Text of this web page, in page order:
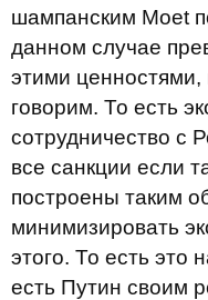
шампанским Moet
данном случае
этими ценностями,
говорим. То есть
сотрудничество с
все санкции если
построены таким
минимизировать
этого. То есть это
есть Путин своим